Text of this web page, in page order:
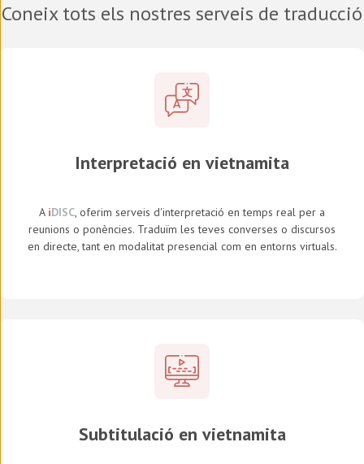
Coneix tots els nostres serveis de traducció
Interpretació en vietnamita
A iDISC, oferim serveis d'interpretació en temps real per a
reunions o ponències. Traduïm les teves converses o discursos
en directe, tant en modalitat presencial com en entorns virtuals.
Subtitulació en vietnamita